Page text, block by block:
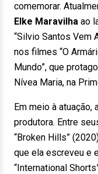
comemorar.
Elke Maravilha ao
“Silvio Santos Vem
nos filmes “O
Mundo”, que
Nívea Maria, na
Em meio à
produtora. Entre
“Broken Hills”
que ela escreveu e
“International